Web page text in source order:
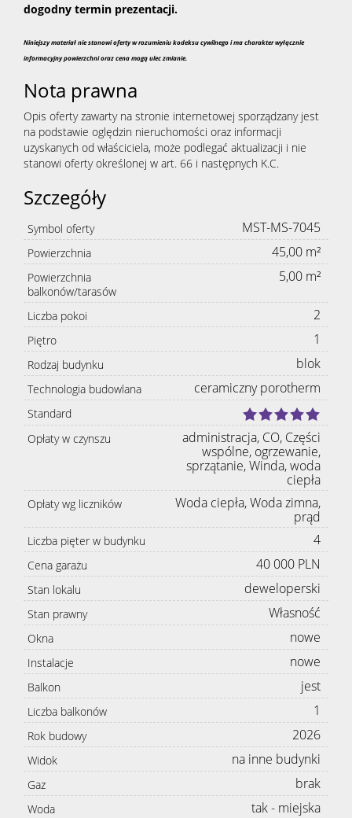
dogodny termin prezentacji.
Niniejszy materiał nie stanowi oferty w rozumieniu kodeksu cywilnego i ma charakter wyłącznie
informacyjny powierzchni oraz cena mogą ulec zmianie.
Nota prawna
Opis oferty zawarty na stronie internetowej sporządzany jest
na podstawie oględzin nieruchomości oraz informacji
uzyskanych od właściciela, może podlegać aktualizacji i nie
stanowi oferty określonej w art. 66 i następnych K.C.
Szczegóły
Symbol oferty MST-MS-7045
Powierzchnia 45,00 m²
Powierzchnia
balkonów/tarasów
5,00 m²
Liczba pokoi 2
Piętro 1
Rodzaj budynku blok
Technologia budowlana ceramiczny porotherm
Standard
Opłaty w czynszu
administracja, CO, Części
wspólne, ogrzewanie,
sprzątanie, Winda, woda
ciepła
Opłaty wg liczników
Woda ciepła, Woda zimna,
prąd
Liczba pięter w budynku 4
Cena garażu 40 000 PLN
Stan lokalu deweloperski
Stan prawny Własność
Okna nowe
Instalacje nowe
Balkon jest
Liczba balkonów 1
Rok budowy 2026
Widok na inne budynki
Gaz brak
Woda tak - miejska